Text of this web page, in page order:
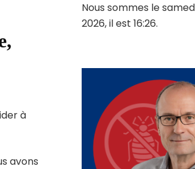
à
avons
Nous sommes le
2026, il est 16:26.